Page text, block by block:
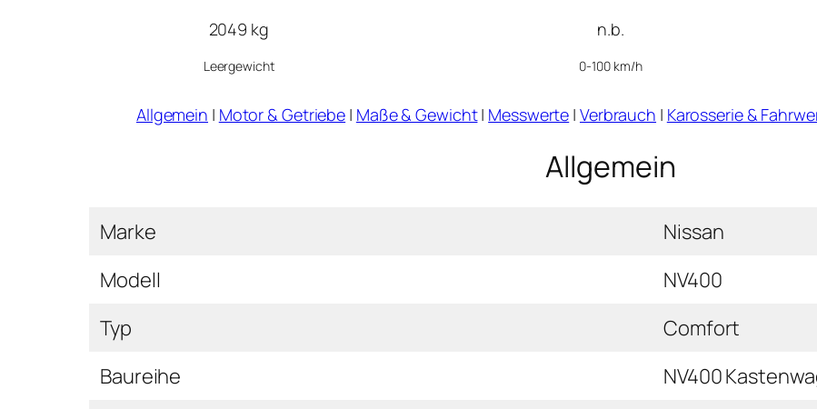
2049 kg
Leergewicht
n.b.
0-100 km/h
Allgemein | Motor & Getriebe | Maße & Gewicht| Messwerte | Verbrauch | Karosserie &
Allgemein
Marke
Nissan
Modell
NV400
Typ
Comfort
Baureihe
NV400